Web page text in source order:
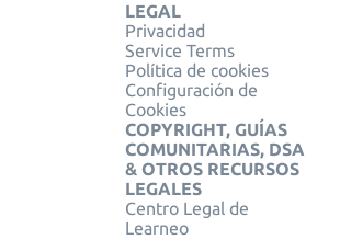
LEGAL
Privacidad
Service Terms
Política de cookies
Configuración de
Cookies
COPYRIGHT, GUÍAS
COMUNITARIAS, DSA
& OTROS RECURSOS
LEGALES
Centro Legal de
Learneo